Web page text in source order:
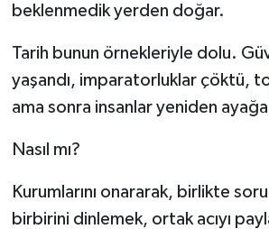
beklenmedik yerden doğar.
Tarih bunun örnekleriyle dolu.
yaşandı, imparatorluklar çöktü,
ama sonra insanlar yeniden ayağa
Nasıl mı?
Kurumlarını onararak, birlikte
birbirini dinlemek, ortak acıyı